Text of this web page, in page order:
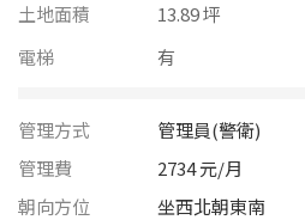
嘉義市
嘉義縣
台南市
高雄市
60~70 坪
土地面積
13.89 坪
電梯
有
管理方式
管理員(警衛)
管理費
2734 元/月
朝向方位
坐西北朝東南